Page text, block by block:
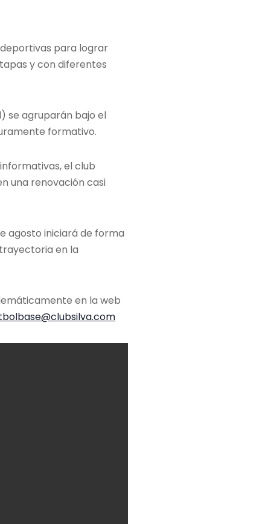
para lograr
y con diferentes
se agruparán bajo el
formativo.
el club
una renovación casi
agosto iniciará de forma
en la
en la web